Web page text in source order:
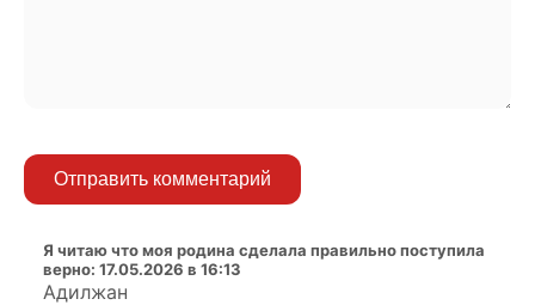
Отправить комментарий
Я читаю что моя родина сделала правильно поступила
верно: 17.05.2026 в 16:13
Адилжан